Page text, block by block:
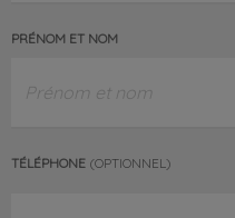
PRÉNOM ET NOM
TÉLÉPHONE (OPTIONNEL)